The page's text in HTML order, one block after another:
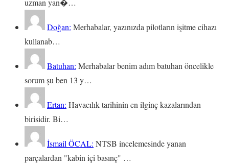
Doğan: Merhabalar, yazınızda pilotların işitme cihazı
kullanab…
Batuhan: Merhabalar benim adım batuhan öncelikle
sorum şu ben 13 y…
Ertan: Havacılık tarihinin en ilginç kazalarından
birisidir. Bi…
İsmail ÖCAL: NTSB incelemesinde yanan
parçalardan "kabin içi basınç" …